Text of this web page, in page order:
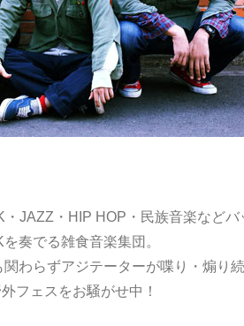
・JAZZ・HIP HOP・民族音楽など
奏でる雑食音楽集団。
わらずアジテーターが喋り・煽り
フェスをお騒がせ中！